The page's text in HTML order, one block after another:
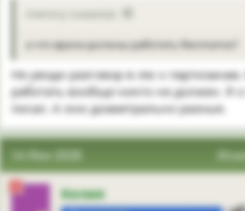
memory сказал(а):
а что врачи должны работать бесплатно?
Не уводи разговор в лес к
работать вообще никто не должен. Я
писал. А они диаметрально разные.
14 Июн 2026
Келия